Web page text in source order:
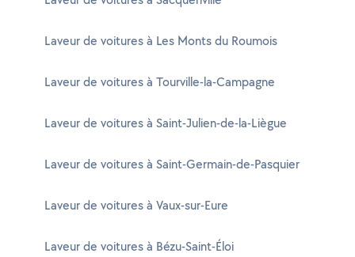
Laveur de voitures à Les Monts du Roumois
Laveur de voitures à Tourville-la-Campagne
Laveur de voitures à Saint-Julien-de-la-Liègue
Laveur de voitures à Saint-Germain-de-Pasquier
Laveur de voitures à Vaux-sur-Eure
Laveur de voitures à Bézu-Saint-Éloi